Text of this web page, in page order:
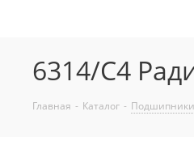
6314/C4
Главная - Каталог - Подшипники